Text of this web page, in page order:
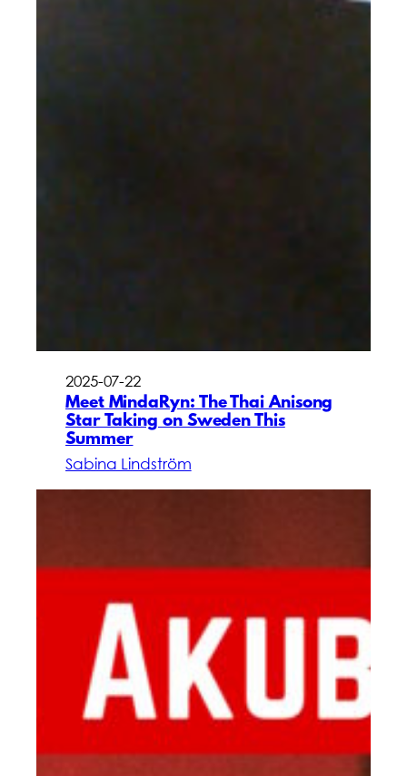
2025-07-22
Meet MindaRyn: The Thai Anisong
Star Taking on Sweden This
Summer
Sabina Lindström